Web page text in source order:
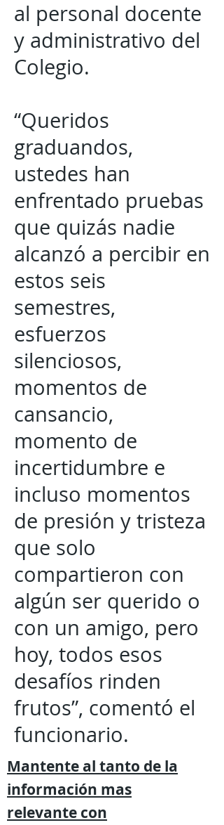
al personal docente
y administrativo del
Colegio.
“Queridos
graduandos,
ustedes han
enfrentado pruebas
que quizás nadie
alcanzó a percibir en
estos seis
semestres,
esfuerzos
silenciosos,
momentos de
cansancio,
momento de
incertidumbre e
incluso momentos
de presión y tristeza
que solo
compartieron con
algún ser querido o
con un amigo, pero
hoy, todos esos
desafíos rinden
frutos”, comentó el
funcionario.
Mantente al tanto de la
información mas
relevante con